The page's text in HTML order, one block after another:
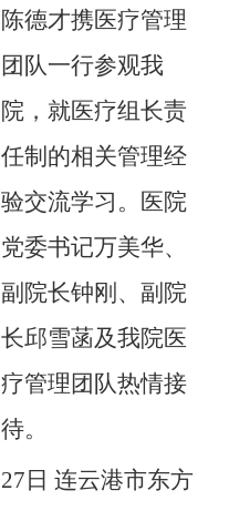
陈德才携医疗管理
团队一行参观我
院，就医疗组长责
任制的相关管理经
验交流学习。医院
党委书记万美华、
副院长钟刚、副院
长邱雪菡及我院医
疗管理团队热情接
待。
27日 连云港市东方